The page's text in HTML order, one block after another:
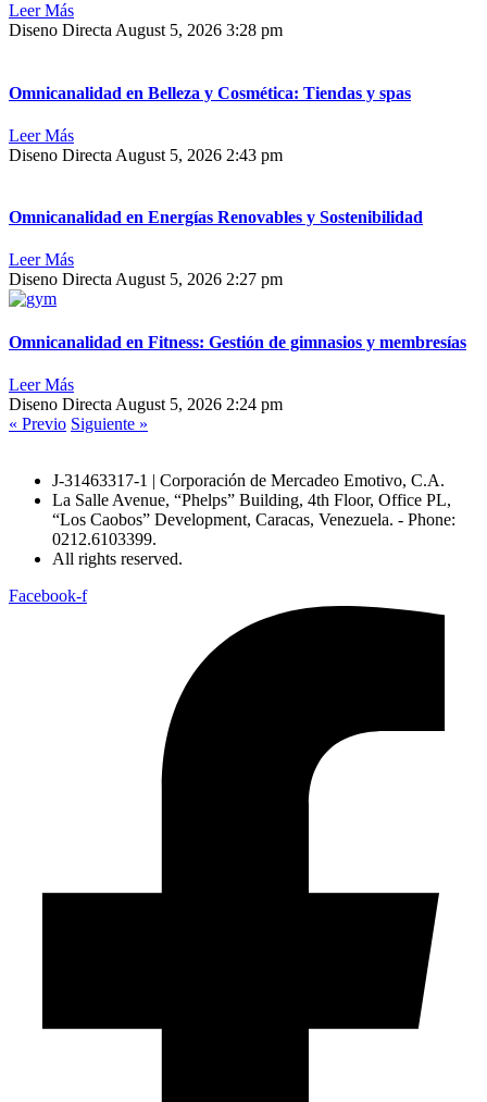
Leer Más
Diseno Directa August 5, 2026 3:28 pm
Omnicanalidad en Belleza y Cosmética: Tiendas y spas
Leer Más
Diseno Directa August 5, 2026 2:43 pm
Omnicanalidad en Energías Renovables y Sostenibilidad
Leer Más
Diseno Directa August 5, 2026 2:27 pm
Omnicanalidad en Fitness: Gestión de gimnasios y membresías
Leer Más
Diseno Directa August 5, 2026 2:24 pm
« Previo Siguiente »
J-31463317-1 | Corporación de Mercadeo Emotivo, C.A.
La Salle Avenue, “Phelps” Building, 4th Floor, Office PL,
“Los Caobos” Development, Caracas, Venezuela. - Phone:
0212.6103399.
All rights reserved.
Facebook-f